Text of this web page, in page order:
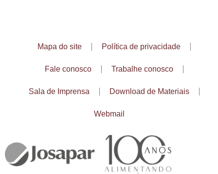
Mapa do site Política de privacidade
Fale conosco Trabalhe conosco
Sala de Imprensa Download de Materiais
Webmail